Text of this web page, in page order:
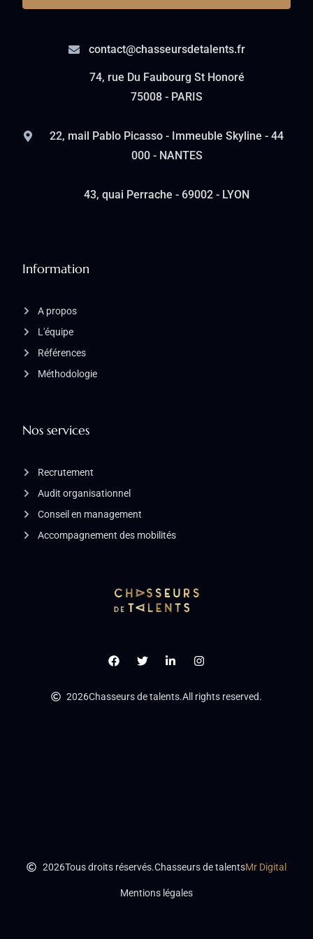
2026Chasseurs de talents.All rights reserved.
Nos services
Recrutement
Audit organisationnel
Conseil en management
Accompagnement des mobilités
Information
A propos
L'équipe
Références
Méthodologie
contact@chasseursdetalents.fr
74, rue Du Faubourg St Honoré
75008 - PARIS
22, mail Pablo Picasso - Immeuble Skyline - 44
000 - NANTES
43, quai Perrache - 69002 - LYON
2026Tous droits réservés.Chasseurs de talentsMr Digital
Mentions légales